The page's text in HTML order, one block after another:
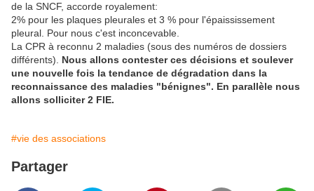
de la SNCF, accorde royalement:
2% pour les plaques pleurales et 3 % pour l'épaississement
pleural. Pour nous c'est inconcevable.
La CPR à reconnu 2 maladies (sous des numéros de dossiers
différents). Nous allons contester ces décisions et soulever
une nouvelle fois la tendance de dégradation dans la
reconnaissance des maladies "bénignes". En parallèle nous
allons solliciter 2 FIE.
#vie des associations
Partager